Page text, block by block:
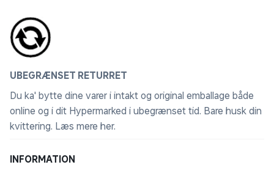
UBEGRÆNSET RETURRET
Du ka' bytte dine varer i intakt og original emballage både
online og i dit Hypermarked i ubegrænset tid. Bare husk din
kvittering. Læs mere her.
INFORMATION